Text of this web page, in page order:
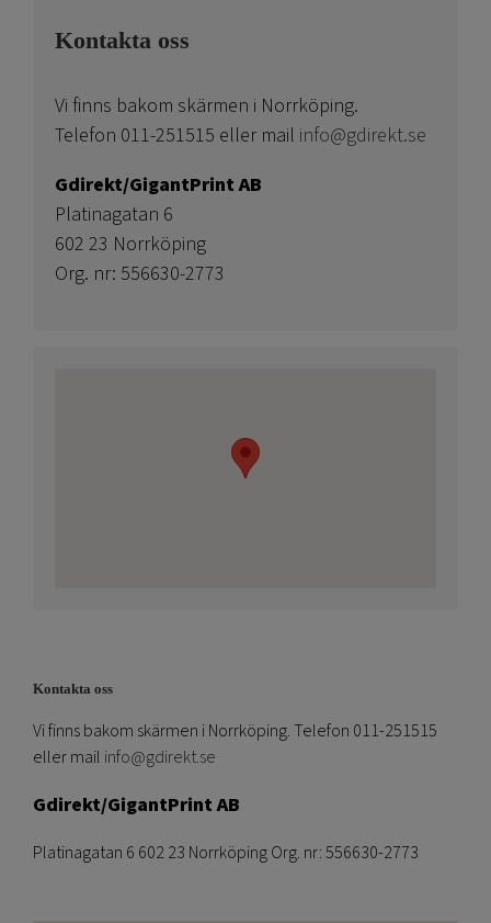
Kontakta oss
Vi finns bakom skärmen i Norrköping.
Telefon 011-251515 eller mail info@gdirekt.se
Gdirekt/GigantPrint AB
Platinagatan 6
602 23 Norrköping
Org. nr: 556630-2773
Kontakta oss
Vi finns bakom skärmen i Norrköping. Telefon 011-251515
eller mail info@gdirekt.se
Gdirekt/GigantPrint AB
Platinagatan 6 602 23 Norrköping Org. nr: 556630-2773